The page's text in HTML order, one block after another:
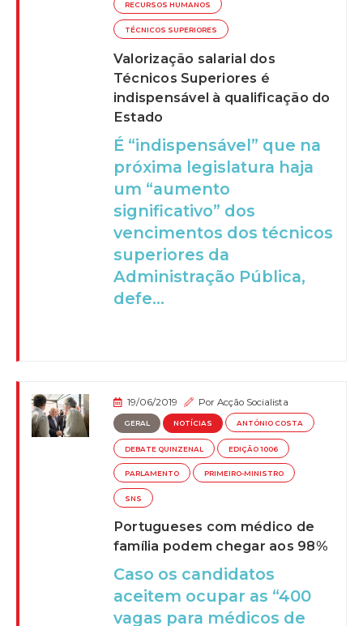
RECURSOS HUMANOS
TÉCNICOS SUPERIORES
Valorização salarial dos
Técnicos Superiores é
indispensável à qualificação do
Estado
É “indispensável” que na
próxima legislatura haja
um “aumento
significativo” dos
vencimentos dos técnicos
superiores da
Administração Pública,
defe...
19/06/2019 PorAcção Socialista
GERAL NOTÍCIAS ANTÓNIO COSTA
DEBATE QUINZENAL EDIÇÃO 1006
PARLAMENTO PRIMEIRO-MINISTRO
SNS
Portugueses com médico de
família podem chegar aos 98%
Caso os candidatos
aceitem ocupar as “400
vagas para médicos de